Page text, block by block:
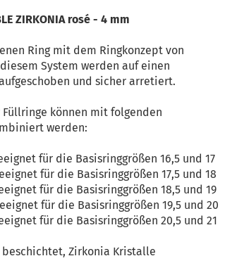
ZIRKONIA rosé - 4 mm
Ring mit dem Ringkonzept von
diesem System werden auf einen
und sicher arretiert.
Füllringe können mit folgenden
werden:
für die Basisringgrößen 16,5 und 17
für die Basisringgrößen 17,5 und 18
für die Basisringgrößen 18,5 und 19
für die Basisringgrößen 19,5 und 20
für die Basisringgrößen 20,5 und 21
Zirkonia Kristalle